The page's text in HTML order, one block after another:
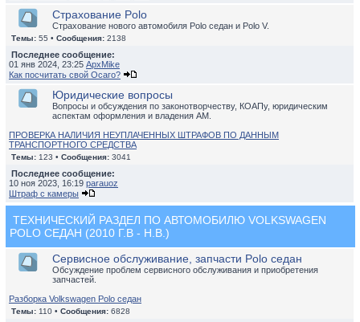
Страхование Polo
Страхование нового автомобиля Polo седан и Polo V.
Темы: 55 • Сообщения: 2138
Последнее сообщение:
01 янв 2024, 23:25 ApxMike
Как посчитать свой Осаго?
Юридические вопросы
Вопросы и обсуждения по законотворчеству, КОАПу, юридическим
аспектам оформления и владения АМ.
ПРОВЕРКА НАЛИЧИЯ НЕУПЛАЧЕННЫХ ШТРАФОВ ПО ДАННЫМ
ТРАНСПОРТНОГО СРЕДСТВА
Темы: 123 • Сообщения: 3041
Последнее сообщение:
10 ноя 2023, 16:19 parauoz
Штраф с камеры
ТЕХНИЧЕСКИЙ РАЗДЕЛ ПО АВТОМОБИЛЮ VOLKSWAGEN
POLO СЕДАН (2010 Г.В - Н.В.)
Сервисное обслуживание, запчасти Polo седан
Обсуждение проблем сервисного обслуживания и приобретения
запчастей.
Разборка Volkswagen Polo седан
Темы: 110 • Сообщения: 6828